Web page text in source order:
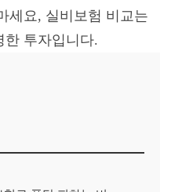
세요, 실비보험 비교는
한 투자입니다.